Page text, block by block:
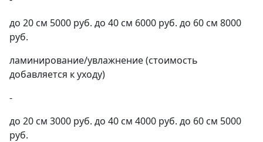
до 20 см 5000 руб. до 40 см 6000 руб. до 60 см 8000
руб.
ламинирование/увлажнение (стоимость
добавляется к уходу)
-
до 20 см 3000 руб. до 40 см 4000 руб. до 60 см 5000
руб.